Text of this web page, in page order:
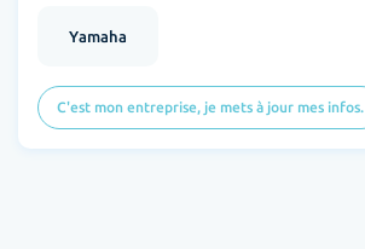
Yamaha
C'est mon entreprise, je mets à jour mes infos.